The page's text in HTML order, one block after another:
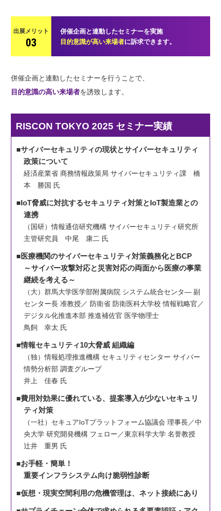
出展メリット
03
併催企画と連動したセミナーを実施
目的意識が高い来場者に訴求できます。
併催企画と連動したセミナーを行うことで、
目的意識の高い来場者を誘致します。
RISCON TOKYO 2025 セミナー実績
■サイバーセキュリティの現状とサイバーセキュリティ
政策について
経済産業省 商務情報政策局 サイバーセキュリティ課 橋
本 勝国 氏
■IoT脅威に対抗するセキュリティ対策とIoT製造業との
連携
（国研）情報通信研究機構 サイバーセキュリティ研究所
主管研究員 中尾 康二 氏
■医療機関のサイバーセキュリティ対策義務化とBCP
～サイバー攻撃対応と災害対応の両面から医療の事業
継続を考える～
（大）群馬大学医学部附属病院 システム統合センタ― 副
センター長 准教授／ 防衛省 防衛医科大学校 情報戦略官／
デジタル化推進本部 推進補佐官 医学物理士
鳥飼 幸太 氏
■情報セキュリティ10大脅威 組織編
（独）情報処理推進機構 セキュリティセンター サイバー
情勢分析部 調査グループ
井上 佳春 氏
■費用対効果に優れている、提案導入が少ないセキュリ
ティ対策
（一社）セキュアIoTプラットフォーム協議会 理事長／中
央大学 研究開発機構 フェロー／東京科学大学 名誉教授
辻井 重男 氏
■お手軽・簡単！
重要インフラシステム向け脆弱性診断
■仮想・現実空間利用の危機管理は、ネット接続にあり